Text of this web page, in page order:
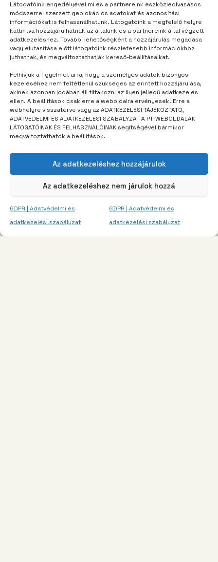
Látogatóink engedélyével mi és a partnereink eszközleolvasásos
módszerrel szerzett geolokációs adatokat és azonosítási
információkat is felhasználhatunk. Látogatóink a megfelelő helyre
kattintva hozzájárulhatnak az általunk és a partnereink által végzett
adatkezeléshez. További lehetőségként a hozzájárulás megadása
vagy elutasítása előtt látogatóink részletesebb információkhoz
juthatnak, és megváltoztathatják kereső-beállításaikat.
Felhívjuk a figyelmet arra, hogy a személyes adatok bizonyos
kezeléséhez nem feltétlenül szükséges az érintett hozzájárulása,
akinek azonban jogában áll tiltakozni az ilyen jellegű adatkezelés
ellen. A beállítások csak erre a weboldalra érvényesek. Erre a
webhelyre visszatérve vagy az ADATKEZELÉSI TÁJÉKOZTATÓ,
ADATVÉDELMI ÉS ADATKEZELÉSI SZABÁLYZAT A PT-WEBOLDALAK
LÁTOGATÓINAK ÉS FELHASZNÁLÓINAK segítségével bármikor
megváltoztathatók a beállítások.
Az adatkezeléshez hozzájárulok
Az adatkezeléshez nem járulok hozzá
GDPR | Adatvédelmi és
adatkezelési szabályzat
GDPR | Adatvédelmi és
adatkezelési szabályzat
TÁBORUNK 3 év telt el
A PT egy hatalmas buborék